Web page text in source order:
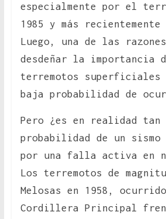
especialmente por el
1985 y más
Luego, una de las
desdeñar la importancia
terremotos superficiales
baja probabilidad de
Pero ¿es en realidad
probabilidad de un
por una falla activa en
Los terremotos de
Melosas en 1958,
Cordillera Principal